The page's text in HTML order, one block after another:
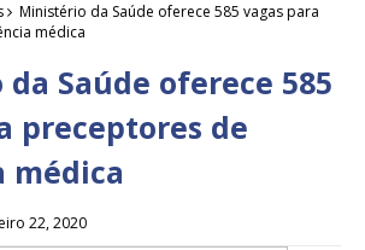
Ministério da Saúde oferece 585 vagas para
médica
Saúde oferece 585
preceptores de
médica
22, 2020